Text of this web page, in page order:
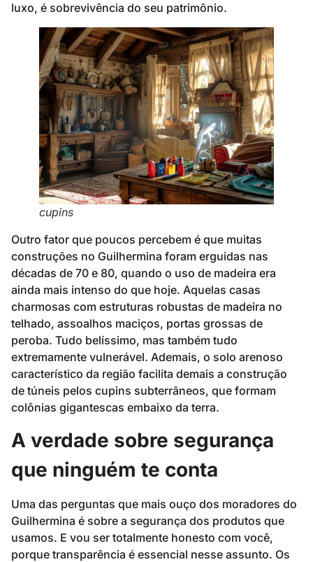
luxo, é sobrevivência do seu patrimônio.
cupins
Outro fator que poucos percebem é que muitas
construções no Guilhermina foram erguidas nas
décadas de 70 e 80, quando o uso de madeira era
ainda mais intenso do que hoje. Aquelas casas
charmosas com estruturas robustas de madeira no
telhado, assoalhos maciços, portas grossas de
peroba. Tudo belíssimo, mas também tudo
extremamente vulnerável. Ademais, o solo arenoso
característico da região facilita demais a construção
de túneis pelos cupins subterrâneos, que formam
colônias gigantescas embaixo da terra.
A verdade sobre segurança
que ninguém te conta
Uma das perguntas que mais ouço dos moradores do
Guilhermina é sobre a segurança dos produtos que
usamos. E vou ser totalmente honesto com você,
porque transparência é essencial nesse assunto. Os